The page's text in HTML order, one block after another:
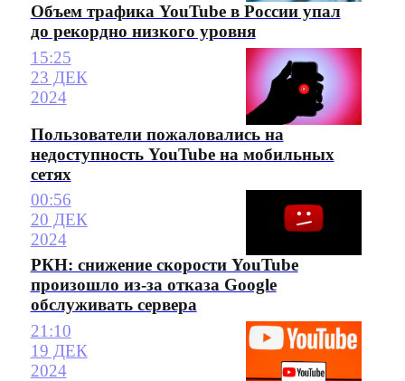
Объем трафика YouTube в России упал
до рекордно низкого уровня
15:25
23 ДЕК
2024
Пользователи пожаловались на
недоступность YouTube на мобильных
сетях
00:56
20 ДЕК
2024
РКН: снижение скорости YouTube
произошло из-за отказа Google
обслуживать сервера
21:10
19 ДЕК
2024